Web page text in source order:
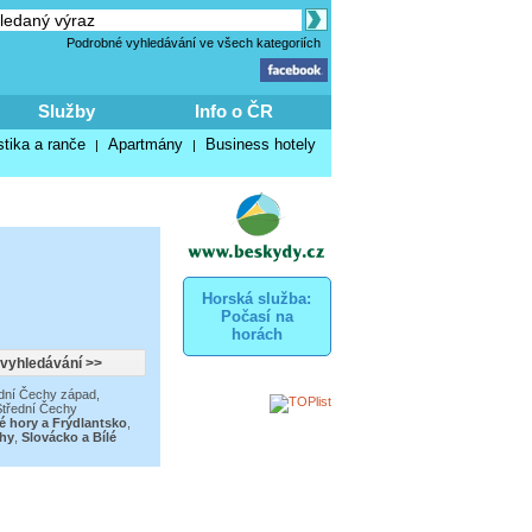
Podrobné vyhledávání ve všech kategoriích
Služby Info o ČR
a ranče | Apartmány | Business hotely
Horská služba:
Počasí na
horách
Čechy západ,
Čechy
hory a Frýdlantsko,
, Slovácko a Bílé